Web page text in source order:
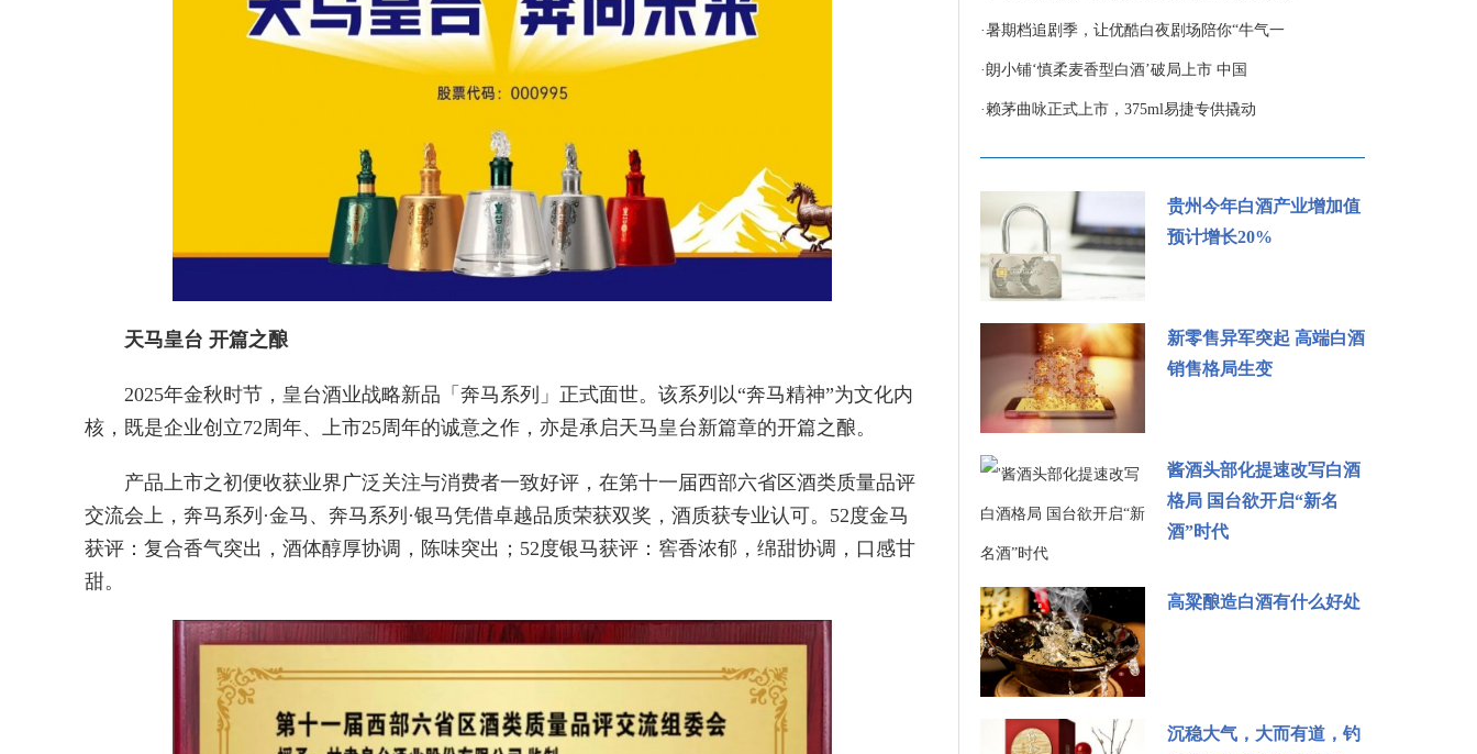
天马皇台 开篇之酿
2025年金秋时节，皇台酒业战略新品「奔马系列」正式面世。该系列以“奔马精神”为文化内
核，既是企业创立72周年、上市25周年的诚意之作，亦是承启天马皇台新篇章的开篇之酿。
产品上市之初便收获业界广泛关注与消费者一致好评，在第十一届西部六省区酒类质量品评
交流会上，奔马系列·金马、奔马系列·银马凭借卓越品质荣获双奖，酒质获专业认可。52度金马
获评：复合香气突出，酒体醇厚协调，陈味突出；52度银马获评：窖香浓郁，绵甜协调，口感甘
甜。
·暑期档追剧季，让优酷白夜剧场陪你“牛气一
· 朗小铺‘慎柔麦香型白酒’破局上市 中国
·赖茅曲咏正式上市，375ml易捷专供撬动
贵州今年白酒产业增加值
预计增长20%
新零售异军突起 高端白酒
销售格局生变
酱酒头部化提速改写白酒
格局 国台欲开启“新名
酒”时代
高粱酿造白酒有什么好处
沉稳大气，大而有道，钓